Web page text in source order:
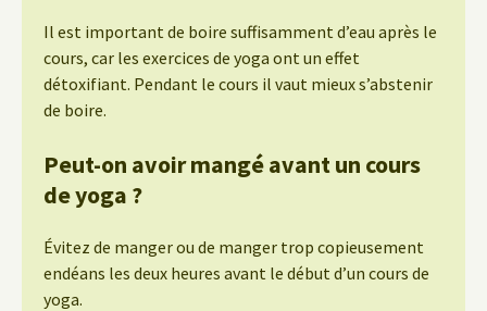
Il est important de boire suffisamment d’eau après le
cours, car les exercices de yoga ont un effet
détoxifiant. Pendant le cours il vaut mieux s’abstenir
de boire.
Peut-on avoir mangé avant un cours
de yoga ?
Évitez de manger ou de manger trop copieusement
endéans les deux heures avant le début d’un cours de
yoga.